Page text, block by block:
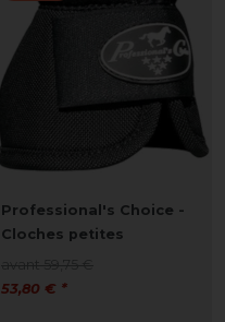
Professional's Choice -
Cloches petites
53,80 € *